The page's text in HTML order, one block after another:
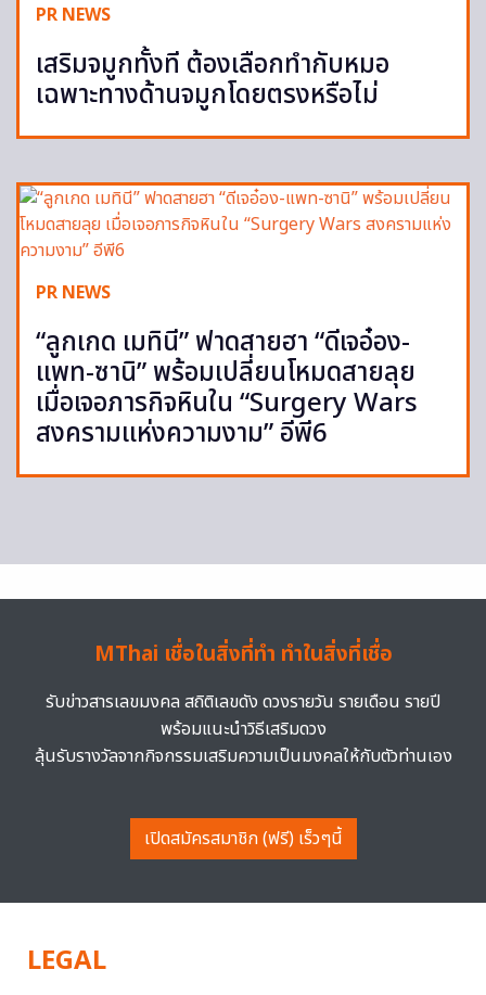
PR NEWS
เสริมจมูกทั้งที ต้องเลือกทำกับหมอ
เฉพาะทางด้านจมูกโดยตรงหรือไม่
PR NEWS
“ลูกเกด เมทินี” ฟาดสายฮา “ดีเจอ๋อง-
แพท-ซานิ” พร้อมเปลี่ยนโหมดสายลุย
เมื่อเจอภารกิจหินใน “Surgery Wars
สงครามแห่งความงาม” อีพี6
MThai เชื่อในสิ่งที่ทำ ทำในสิ่งที่เชื่อ
รับข่าวสารเลขมงคล สถิติเลขดัง ดวงรายวัน รายเดือน รายปี
พร้อมแนะนำวิธีเสริมดวง
ลุ้นรับรางวัลจากกิจกรรมเสริมความเป็นมงคลให้กับตัวท่านเอง
เปิดสมัครสมาชิก (ฟรี) เร็วๆนี้
LEGAL